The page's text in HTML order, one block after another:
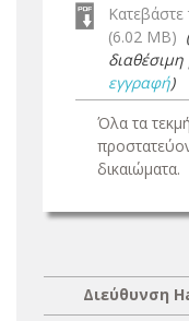
(6.02 MB)
εγγραφή)
Όλα τα
δικαιώματα.
Διεύθυνση